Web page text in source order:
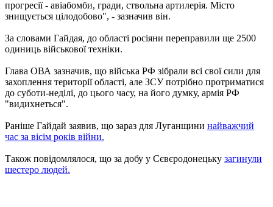
прогресії - авіабомби, гради, ствольна артилерія. Місто
знищується цілодобово", - зазначив він.
За словами Гайдая, до області росіяни переправили ще 2500
одиниць військової техніки.
Глава ОВА зазначив, що війська РФ зібрали всі свої сили для
захоплення території області, але ЗСУ потрібно протриматися
до суботи-неділі, до цього часу, на його думку, армія РФ
"видихнеться".
Раніше Гайдай заявив, що зараз для Луганщини найважчий
час за вісім років війни.
Також повідомлялося, що за добу у Сєвєродонецьку загинули
шестеро людей.